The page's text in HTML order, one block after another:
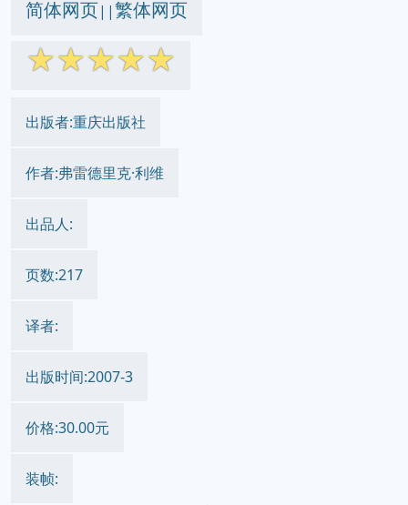
简体网页||繁体网页
☆☆☆☆☆
出版者:重庆出版社
作者:弗雷德里克·利维
出品人:
页数:217
译者:
出版时间:2007-3
价格:30.00元
装帧: